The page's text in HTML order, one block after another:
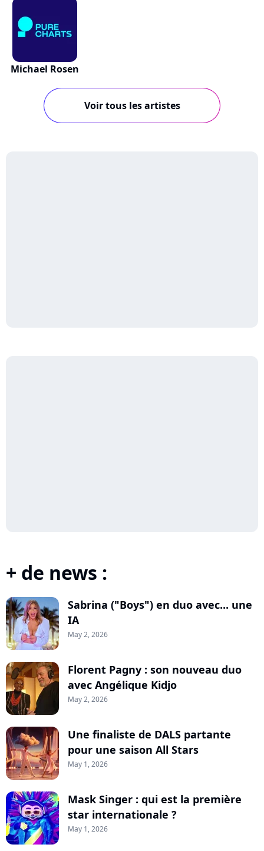
Michael Rosen
Voir tous les artistes
+ de news :
Sabrina ("Boys") en duo avec... une
IA
May 2, 2026
Florent Pagny : son nouveau duo
avec Angélique Kidjo
May 2, 2026
Une finaliste de DALS partante
pour une saison All Stars
May 1, 2026
Mask Singer : qui est la première
star internationale ?
May 1, 2026